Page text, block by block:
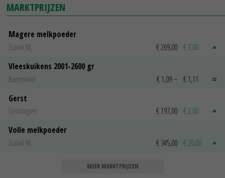
MARKTPRIJZEN
Magere melkpoeder
Zuivel NL
€ 269,00 € 7,00
Vleeskuikens 2001-2600 gr
Barneveld
€ 1,09 ~ € 1,11
Gerst
Groningen
€ 197,00 € 2,00
Volle melkpoeder
Zuivel NL
€ 345,00 € 20,00
MEER MARKTPRIJZEN